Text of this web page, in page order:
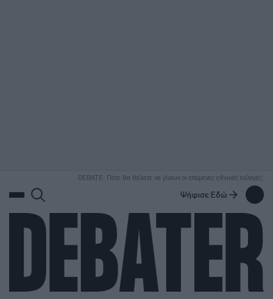
DEBATE: Πότε θα θέλατε να γίνουν οι επόμενες εθνικές εκλογές;
Ψήφισε Εδώ